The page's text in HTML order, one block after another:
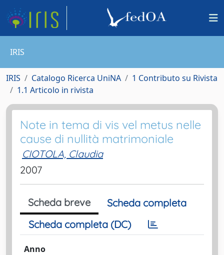
IRIS
IRIS Catalogo Ricerca UniNA
1 Contributo su Rivista
1.1 Articolo in rivista
Note in tema di vis vel metus nelle
cause di nullità matrimoniale
CIOTOLA, Claudia
2007
Scheda breve
Scheda completa
Scheda completa (DC)
Anno